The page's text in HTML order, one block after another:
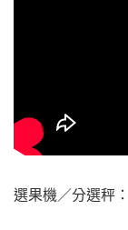
選果機／分選秤